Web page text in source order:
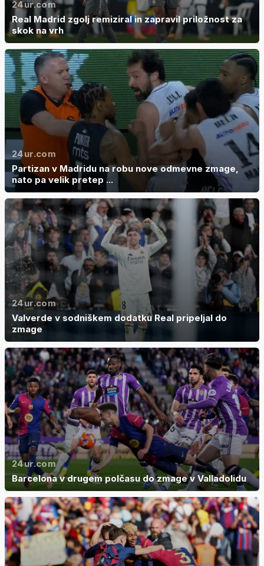
24ur.com
Real Madrid zgolj remiziral in zapravil priložnost za
skok na vrh
24ur.com
Partizan v Madridu na robu nove odmevne zmage,
nato pa velik pretep ...
24ur.com
Valverde v sodniškem dodatku Real pripeljal do
zmage
24ur.com
Barcelona v drugem polčasu do zmage v Valladolidu